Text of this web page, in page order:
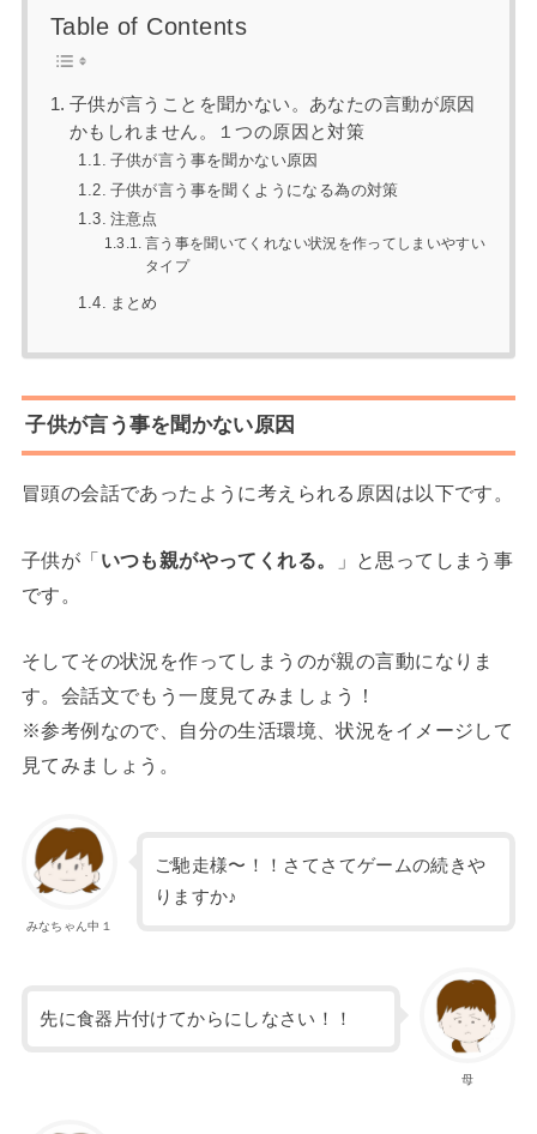
Table of Contents
子供が言うことを聞かない。あなたの言動が原因
かもしれません。１つの原因と対策
子供が言う事を聞かない原因
子供が言う事を聞くようになる為の対策
注意点
言う事を聞いてくれない状況を作ってしまいやすい
タイプ
まとめ
子供が言う事を聞かない原因
冒頭の会話であったように考えられる原因は以下です。
子供が「いつも親がやってくれる。
」と思ってしまう事
です。
そしてその状況を作ってしまうのが親の言動になりま
す。会話文でもう一度見てみましょう！
※参考例なので、自分の生活環境、状況をイメージして
見てみましょう。
みなちゃん中１
ご馳走様〜！！さてさてゲームの続きや
りますか♪
母
先に食器片付けてからにしなさい！！